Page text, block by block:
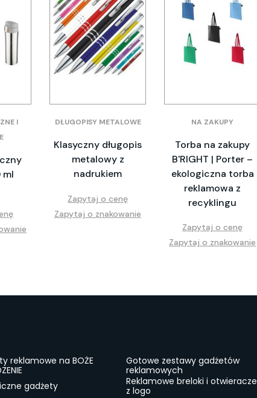
I
ml
DŁUGOPISY METALOWE
Klasyczny długopis
metalowy z
nadrukiem
Zapytaj o cenę
Zapytaj o znakowanie
NA ZAKUPY
Torba na zakupy
B'RIGHT | Porter –
ekologiczna torba
reklamowa z
recyklingu
Zapytaj o cenę
Zapytaj o znakowanie
reklamowe na BOŻE
Gotowe zestawy gadżetów
reklamowych
gadżety
Reklamowe breloki i otwieracze
z logo